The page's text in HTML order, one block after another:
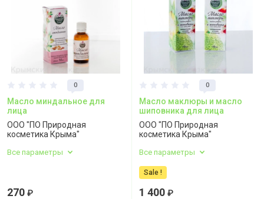
0
Масло миндальное для
лица
ООО "ПО Природная
косметика Крыма"
Все параметры
270 ₽
0
Масло маклюры и масло
шиповника для лица
ООО "ПО Природная
косметика Крыма"
Все параметры
Sale !
1 400 ₽